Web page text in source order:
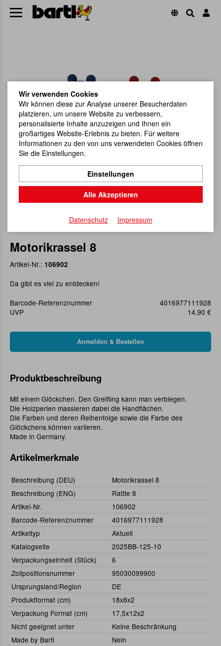
Motorikrassel 8
Artikel-Nr.: 106902
Da gibt es viel zu entdecken!
Barcode-Referenznummer
4016977111928
UVP
14,90 €
Produktbeschreibung
Mit einem Glöckchen. Den Greifling kann man verbiegen.
Die Holzperlen massieren dabei die Handflächen.
Die Farben und deren Reihenfolge sowie die Farbe des
Glöckchens können variieren.
Made in Germany.
Artikelmerkmale
Beschreibung (DEU)
Motorikrassel 8
Beschreibung (ENG)
Rattle 8
Artikel-Nr.
106902
Barcode-Referenznummer
4016977111928
Artikeltyp
Aktuell
Katalogseite
2025BB-125-10
Verpackungseinheit (Stück)
6
Zollpositionsnummer
95030099900
Ursprungsland/Region
DE
Produktformat (cm)
18x8x2
Verpackung Format (cm)
17,5x12x2
Nicht geeignet unter
Keine Beschränkung
Made by Bartl
Nein
Wir verwenden Cookies
Wir können diese zur Analyse unserer Besucherdaten
platzieren, um unsere Website zu verbessern,
personalisierte Inhalte anzuzeigen und Ihnen ein
großartiges Website-Erlebnis zu bieten. Für weitere
Informationen zu den von uns verwendeten Cookies öffnen
Sie die Einstellungen.
Einstellungen
Alle Akzeptieren
Datenschutz Impressum